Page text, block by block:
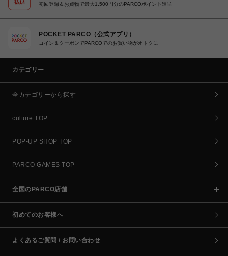
初回登録＆お買物で最大1,500円分のPARCOポイント進呈
POCKET PARCO（公式アプリ）
コイン＆クーポンでPARCOでのお買い物がオトクに
カテゴリー
全カテゴリーから探す
culture TOP
POP-UP SHOP TOP
PARCO GAMES TOP
全国のPARCO店舗
初めてのお客様へ
よくあるご質問 / お問い合わせ